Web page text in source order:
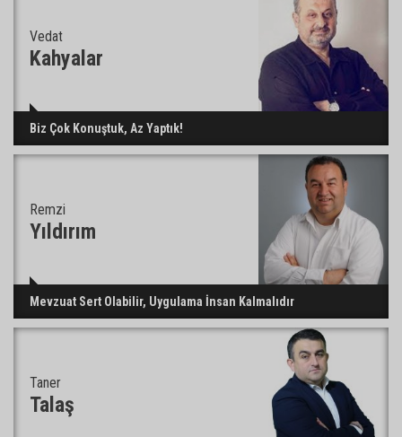
CHP Adana Milletvekili Dr. Müzeyyen Şevkin:
“Akdeniz bir atık deposuna dönüşmemeli”
Vedat
Kahyalar
Biz Çok Konuştuk, Az Yaptık!
Remzi
Yıldırım
Mevzuat Sert Olabilir, Uygulama İnsan Kalmalıdır
Taner
Talaş